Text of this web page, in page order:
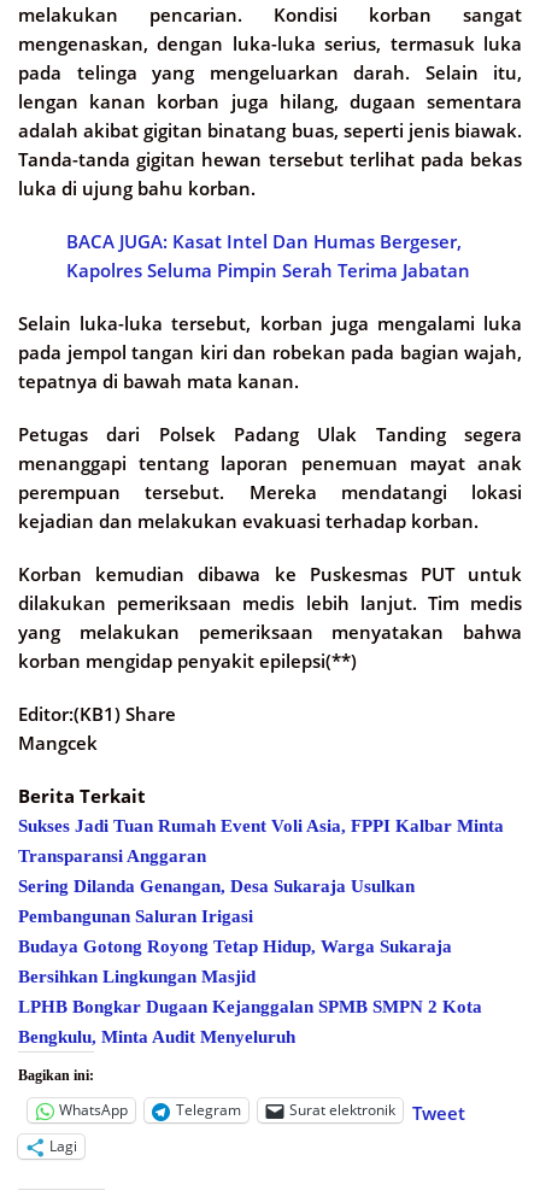
melakukan pencarian. Kondisi korban sangat
mengenaskan, dengan luka-luka serius, termasuk luka
pada telinga yang mengeluarkan darah. Selain itu,
lengan kanan korban juga hilang, dugaan sementara
adalah akibat gigitan binatang buas, seperti jenis biawak.
Tanda-tanda gigitan hewan tersebut terlihat pada bekas
luka di ujung bahu korban.
BACA JUGA: Kasat Intel Dan Humas Bergeser,
Kapolres Seluma Pimpin Serah Terima Jabatan
Selain luka-luka tersebut, korban juga mengalami luka
pada jempol tangan kiri dan robekan pada bagian wajah,
tepatnya di bawah mata kanan.
Petugas dari Polsek Padang Ulak Tanding segera
menanggapi tentang laporan penemuan mayat anak
perempuan tersebut. Mereka mendatangi lokasi
kejadian dan melakukan evakuasi terhadap korban.
Korban kemudian dibawa ke Puskesmas PUT untuk
dilakukan pemeriksaan medis lebih lanjut. Tim medis
yang melakukan pemeriksaan menyatakan bahwa
korban mengidap penyakit epilepsi(**)
Editor:(KB1) Share
Mangcek
Berita Terkait
Sukses Jadi Tuan Rumah Event Voli Asia, FPPI Kalbar Minta
Transparansi Anggaran
Sering Dilanda Genangan, Desa Sukaraja Usulkan
Pembangunan Saluran Irigasi
Budaya Gotong Royong Tetap Hidup, Warga Sukaraja
Bersihkan Lingkungan Masjid
LPHB Bongkar Dugaan Kejanggalan SPMB SMPN 2 Kota
Bengkulu, Minta Audit Menyeluruh
Bagikan ini:
WhatsApp Telegram Surat elektronik Tweet
Lagi